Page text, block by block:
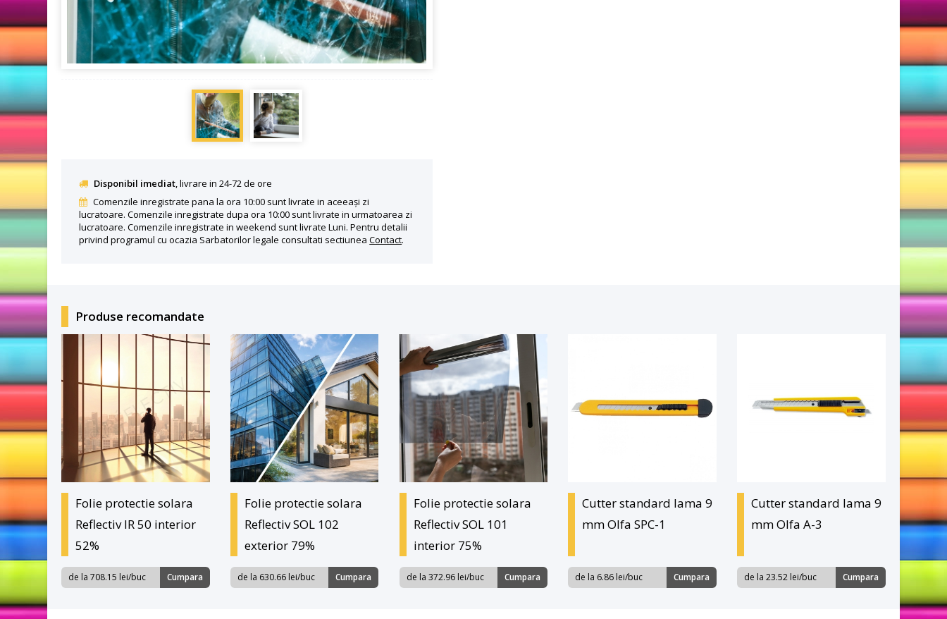
Disponibil imediat, livrare in 24-72 de ore
Comenzile inregistrate pana la ora 10:00 sunt livrate in aceeași zi
lucratoare. Comenzile inregistrate dupa ora 10:00 sunt livrate in urmatoarea zi
lucratoare. Comenzile inregistrate in weekend sunt livrate Luni. Pentru detalii
privind programul cu ocazia Sarbatorilor legale consultati sectiuneaContact.
Produse recomandate
Folie protectie solara
Reflectiv IR 50 interior
52%
de la 708.15 lei/buc Cumpara
Folie protectie solara
Reflectiv SOL 102
exterior 79%
de la 630.66 lei/buc Cumpara
Folie protectie solara
Reflectiv SOL 101
interior 75%
de la 372.96 lei/buc Cumpara
Cutter standard lama 9
mm Olfa SPC-1
de la 6.86 lei/buc Cumpara
Cutter standard lama 9
mm Olfa A-3
de la 23.52 lei/buc Cumpara